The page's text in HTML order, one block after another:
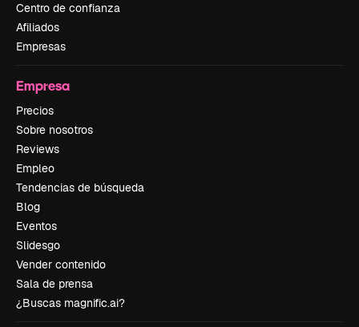
Centro de confianza
Afiliados
Empresas
Empresa
Precios
Sobre nosotros
Reviews
Empleo
Tendencias de búsqueda
Blog
Eventos
Slidesgo
Vender contenido
Sala de prensa
¿Buscas magnific.ai?